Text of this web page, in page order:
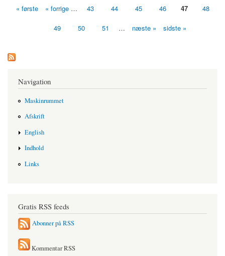
« første « forrige … 43 44 45 46 47 48
49 50 51 … næste » sidste »
Navigation
Maskinrummet
Afskrift
English
Indhold
Links
Gratis RSS feeds
Abonner på RSS
Kommentar RSS